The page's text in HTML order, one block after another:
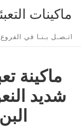
content
ماكينات
Site
Navigation
اتـصـل بـنـا في
ماكينة
شديد